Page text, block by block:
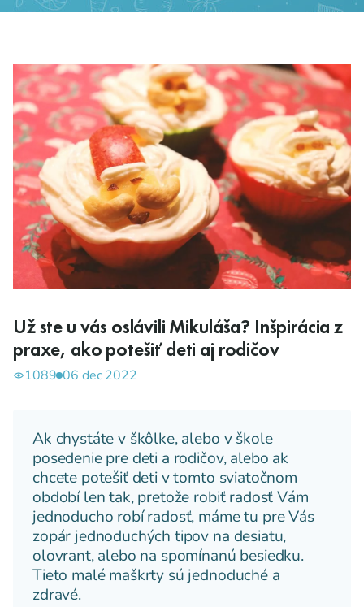
Už ste u vás oslávili Mikuláša? Inšpirácia z
praxe, ako potešiť deti aj rodičov
1089 06 dec 2022
Ak chystáte v škôlke, alebo v škole
posedenie pre deti a rodičov, alebo ak
chcete potešiť deti v tomto sviatočnom
období len tak, pretože robiť radosť Vám
jednoducho robí radosť, máme tu pre Vás
zopár jednoduchých tipov na desiatu,
olovrant, alebo na spomínanú besiedku.
Tieto malé maškrty sú jednoduché a
zdravé.